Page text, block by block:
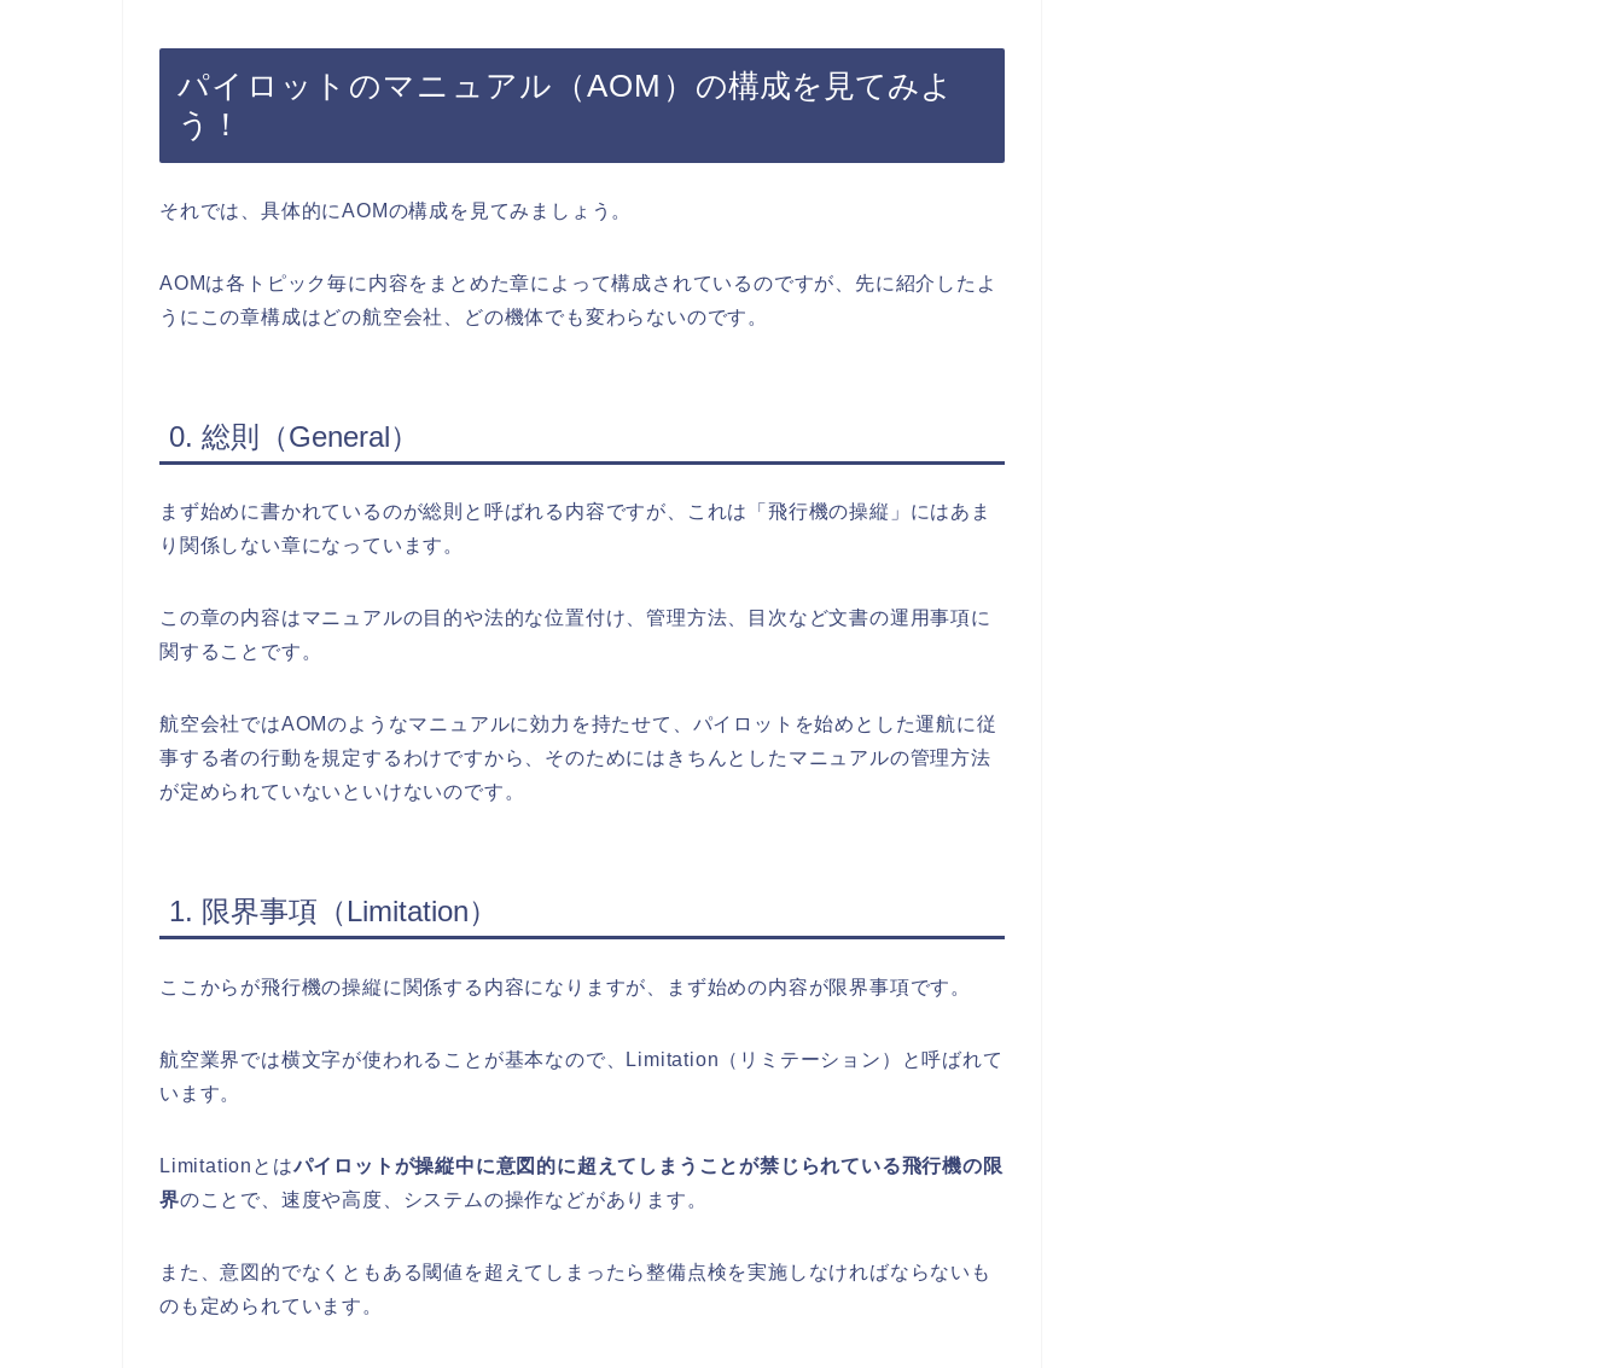
パイロットのマニュアル（AOM） の構成を見てみよ
う！
それでは、具体的にAOMの構成を見てみましょう。
AOMは各トピック毎に内容をまとめた章によって構成されているのですが、先に紹介したよ
うにこの章構成はどの航空会社、どの機体でも変わらないのです。
0. 総則（General）
まず始めに書かれているのが総則と呼ばれる内容ですが、これは「飛行機の操縦」にはあま
り関係しない章になっています。
この章の内容はマニュアルの目的や法的な位置付け、管理方法、目次など文書の運用事項に
関することです。
航空会社ではAOMのようなマニュアルに効力を持たせて、パイロットを始めとした運航に従
事する者の行動を規定するわけですから、そのためにはきちんとしたマニュアルの管理方法
が定められていないといけないのです。
1. 限界事項（Limitation）
ここからが飛行機の操縦に関係する内容になりますが、まず始めの内容が限界事項です。
航空業界では横文字が使われることが基本なので、Limitation（リミテーション）と呼ばれて
います。
Limitationとはパイロットが操縦中に意図的に超えてしまうことが禁じられている飛行機の限
界のことで、速度や高度、システムの操作などがあります。
また、意図的でなくともある閾値を超えてしまったら整備点検を実施しなければならないも
のも定められています。